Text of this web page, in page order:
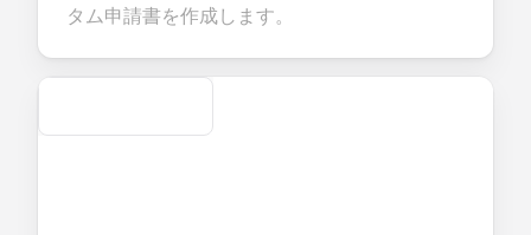
タム申請書を作成します。
Secure